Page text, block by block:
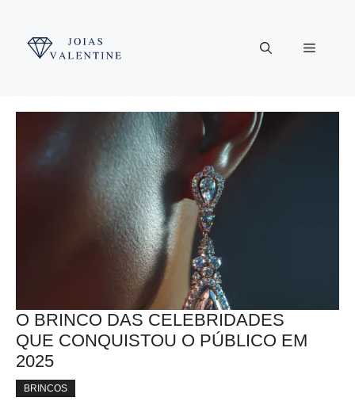
Menu
O BRINCO DAS CELEBRIDADES
QUE CONQUISTOU O PÚBLICO EM
2025
BRINCOS